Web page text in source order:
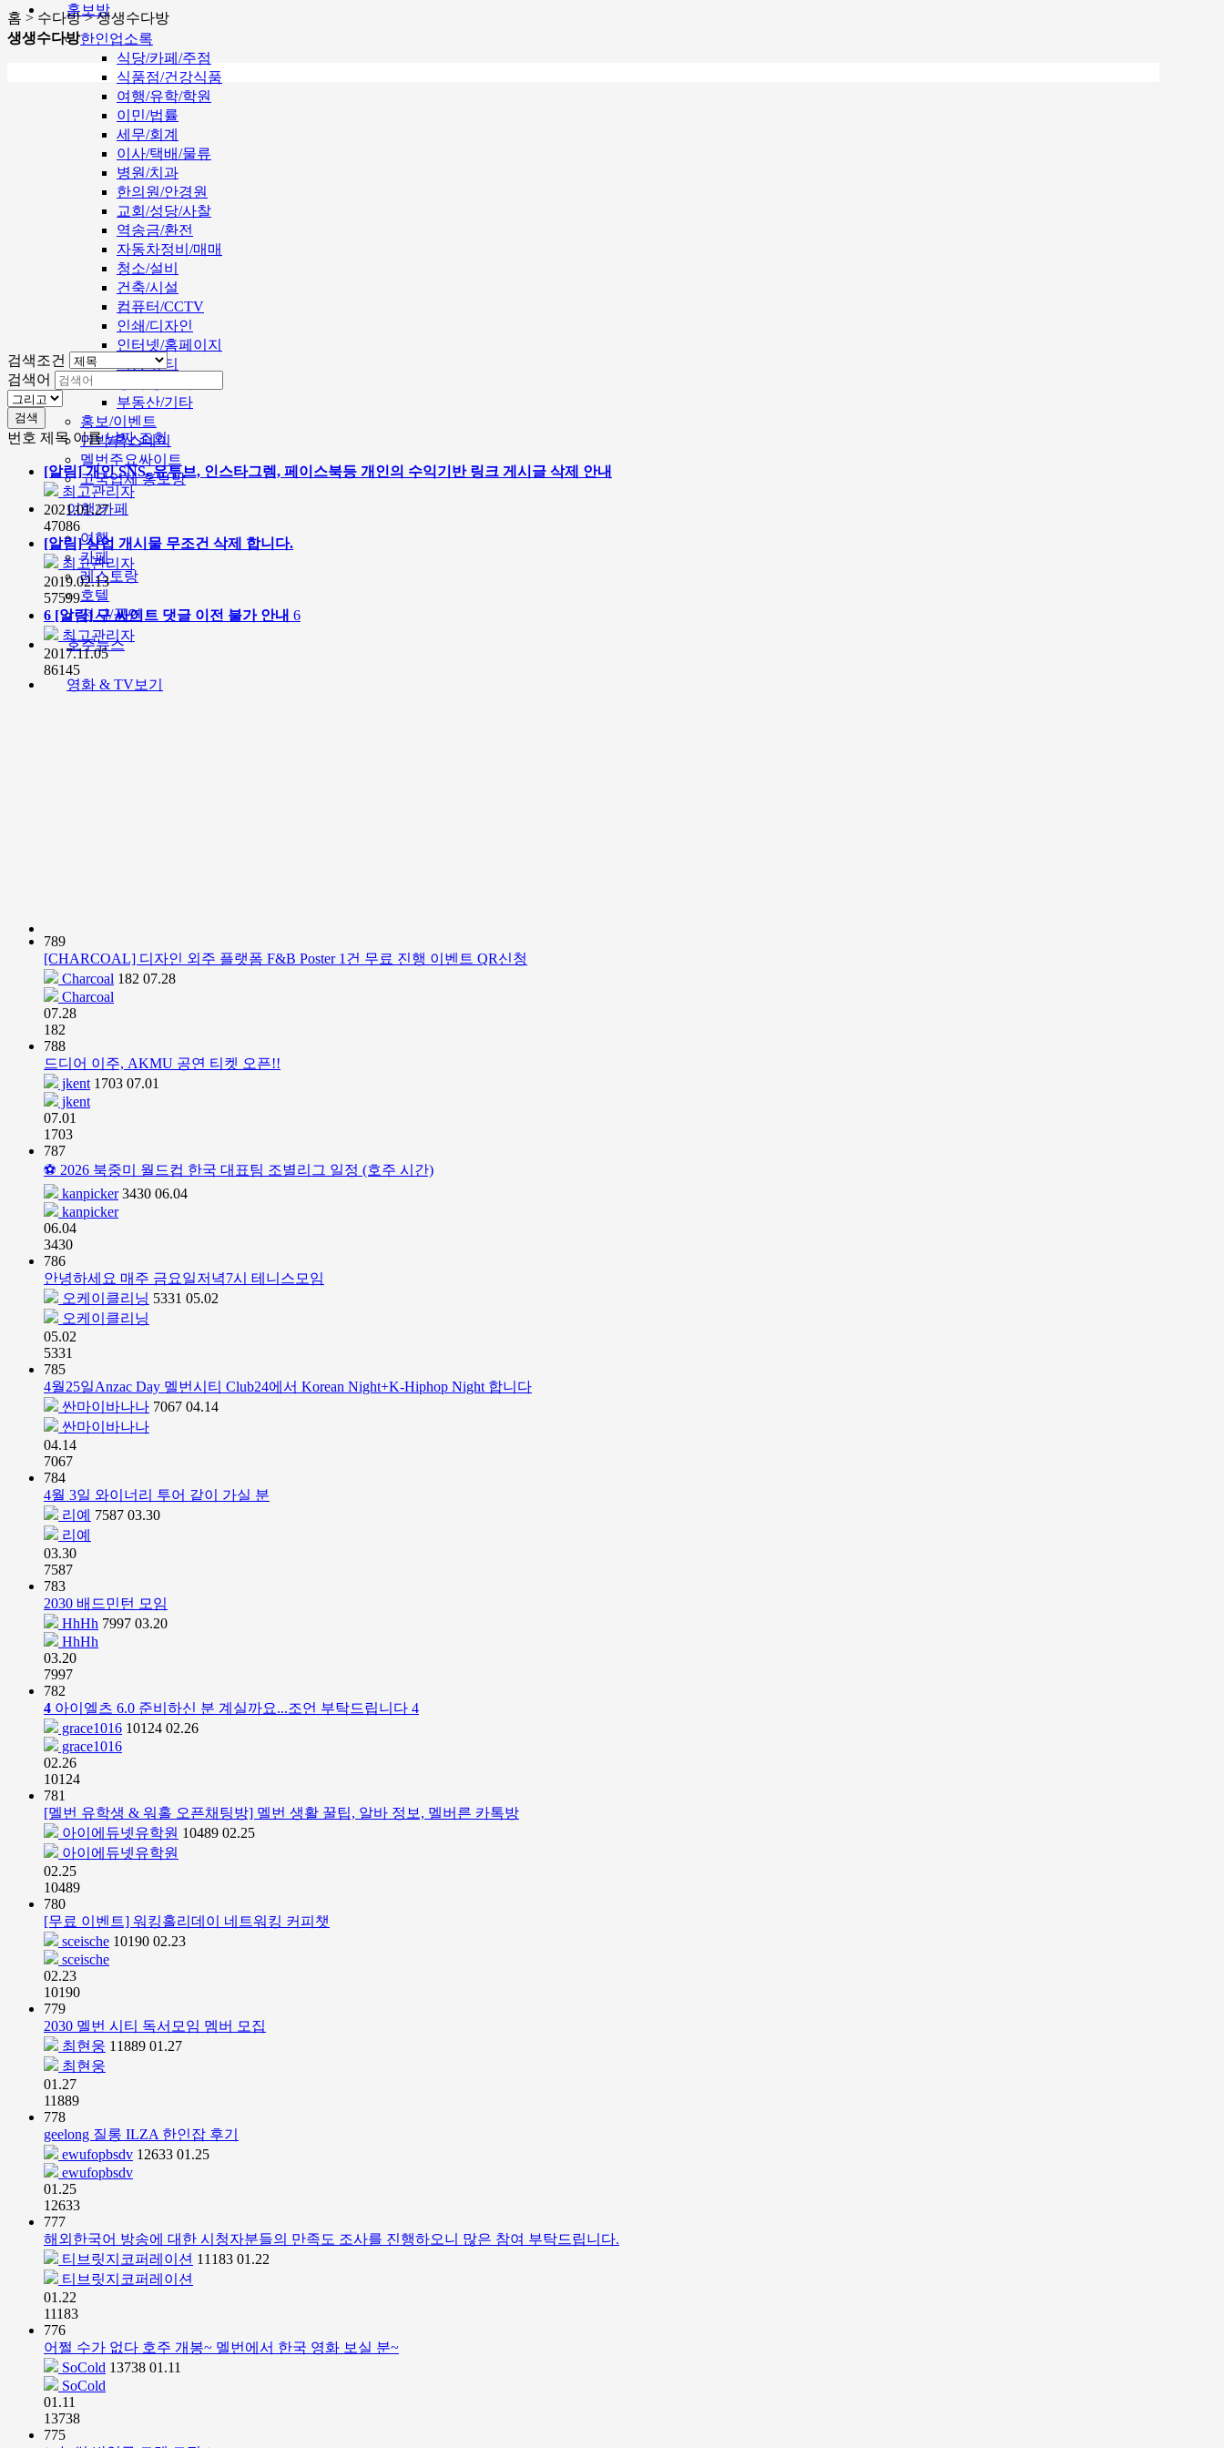
홍보방
한인업소록
식당/카페/주점
식품점/건강식품
여행/유학/학원
이민/법률
세무/회계
이사/택배/물류
병원/치과
한의원/안경원
교회/성당/사찰
역송금/환전
자동차정비/매매
청소/설비
건축/시설
컴퓨터/CCTV
인쇄/디자인
인터넷/홈페이지
미용/뷰티
부동산/기타
홍보/이벤트
민박/홈스테이
멜번주요싸이트
고국업체 홍보방
여행/카페
여행
카페
레스토랑
호텔
전시/공연
호주뉴스
영화 & TV보기
홈 > 수다방 > 생생수다방
생생수다방
검색조건
검색어
검색
번호 제목 이름 날짜 조회
[알림] 개인 SNS, 유투브, 인스타그렘, 페이스북등 개인의 수익기반 링크 게시글 삭제 안내
최고관리자
2021.01.27
47086
[알림] 상업 개시물 무조건 삭제 합니다.
최고관리자
2019.02.13
57599
6 [알림] 구 싸이트 댓글 이전 불가 안내 6
최고관리자
2017.11.05
86145
789
[CHARCOAL] 디자인 외주 플랫폼 F&B Poster 1건 무료 진행 이벤트 QR신청
Charcoal 182 07.28
Charcoal
07.28
182
788
드디어 이주, AKMU 공연 티켓 오픈!!
jkent 1703 07.01
jkent
07.01
1703
787
⚽ 2026 북중미 월드컵 한국 대표팀 조별리그 일정 (호주 시간)
kanpicker 3430 06.04
kanpicker
06.04
3430
786
안녕하세요 매주 금요일저녁7시 테니스모임
오케이클리닝 5331 05.02
오케이클리닝
05.02
5331
785
4월25일Anzac Day 멜번시티 Club24에서 Korean Night+K-Hiphop Night 합니다
싼마이바나나 7067 04.14
싼마이바나나
04.14
7067
784
4월 3일 와이너리 투어 같이 가실 분
리예 7587 03.30
리예
03.30
7587
783
2030 배드민턴 모임
HhHh 7997 03.20
HhHh
03.20
7997
782
4 아이엘츠 6.0 준비하신 분 계실까요...조언 부탁드립니다 4
grace1016 10124 02.26
grace1016
02.26
10124
781
[멜번 유학생 & 워홀 오픈채팅방] 멜번 생활 꿀팁, 알바 정보, 멜버른 카톡방
아이에듀넷유학원 10489 02.25
아이에듀넷유학원
02.25
10489
780
[무료 이벤트] 워킹홀리데이 네트워킹 커피챗
sceische 10190 02.23
sceische
02.23
10190
779
2030 멜번 시티 독서모임 멤버 모집
최현웅 11889 01.27
최현웅
01.27
11889
778
geelong 질롱 ILZA 한인잡 후기
ewufopbsdv 12633 01.25
ewufopbsdv
01.25
12633
777
해외한국어 방송에 대한 시청자분들의 만족도 조사를 진행하오니 많은 참여 부탁드립니다.
티브릿지코퍼레이션 11183 01.22
티브릿지코퍼레이션
01.22
11183
776
어쩔 수가 없다 호주 개봉~ 멜번에서 한국 영화 보실 분~
SoCold 13738 01.11
SoCold
01.11
13738
775